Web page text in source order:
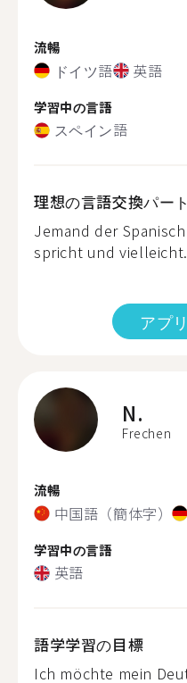
流暢
ドイツ語 英語
学習中の言語
スペイン語
理想の言語交換パー
Jemand der
spricht und
アプ
N.
Frechen
流暢
中国語（簡体字）
学習中の言語
英語
語学学習の目標
Ich möchte mein